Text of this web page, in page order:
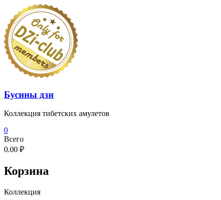
Перейти
содержимому
Бусины дзи
Коллекция тибетских амулетов
0
Всего
0.00 ₽
Корзина
Коллекция